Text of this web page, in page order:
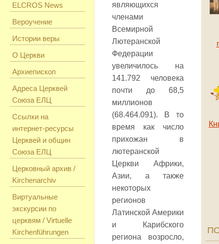
ELCROS News
Вероучение
Истории веры
О Церкви
Архиепископ
Адреса Церквей
Союза ЕЛЦ
Ссылки на
интернет-ресурсы
Церквей и общин
Союза ЕЛЦ
Церковный архив /
Kirchenarchiv
Виртуальные
экскурсии по
церквям / Virtuelle
Kirchenführungen
являющихся
членами
Всемирной
Лютеранской
Федерации
увеличилось на
141.792 человека
почти до 68,5
миллионов
(68.464.091). В то
время как число
прихожан в
лютеранской
Церкви Африки,
Азии, а также
некоторых
регионов
Латинской Америки
и Карибского
региона возросло,